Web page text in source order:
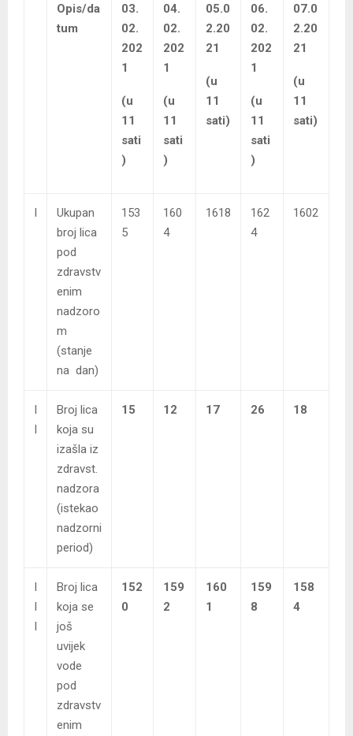
Opis/da
tum
03.
02.
202
1
(u
11
sati
)
04.
02.
202
1
(u
11
sati
)
05.0
2.20
21
(u
11
sati)
06.
02.
202
1
(u
11
sati
)
07.0
2.20
21
(u
11
sati)
I
Ukupan
broj lica
pod
zdravstv
enim
nadzoro
m
(stanje
na dan)
153
5
160
4
1618
162
4
1602
I
I
Broj lica
koja su
izašla iz
zdravst.
nadzora
(istekao
nadzorni
period)
15 12 17 26 18
I
I
I
Broj lica
koja se
još
uvijek
vode
pod
zdravstv
enim
152
0
159
2
160
1
159
8
158
4